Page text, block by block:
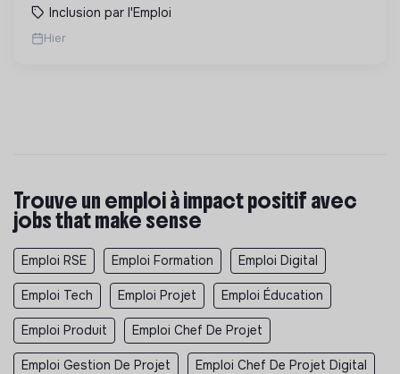
Inclusion par l'Emploi
Hier
Trouve un emploi à impact positif avec
jobs that make sense
Emploi RSE Emploi Formation Emploi Digital
Emploi Tech Emploi Projet Emploi Éducation
Emploi Produit Emploi Chef De Projet
Emploi Gestion De Projet Emploi Chef De Projet Digital